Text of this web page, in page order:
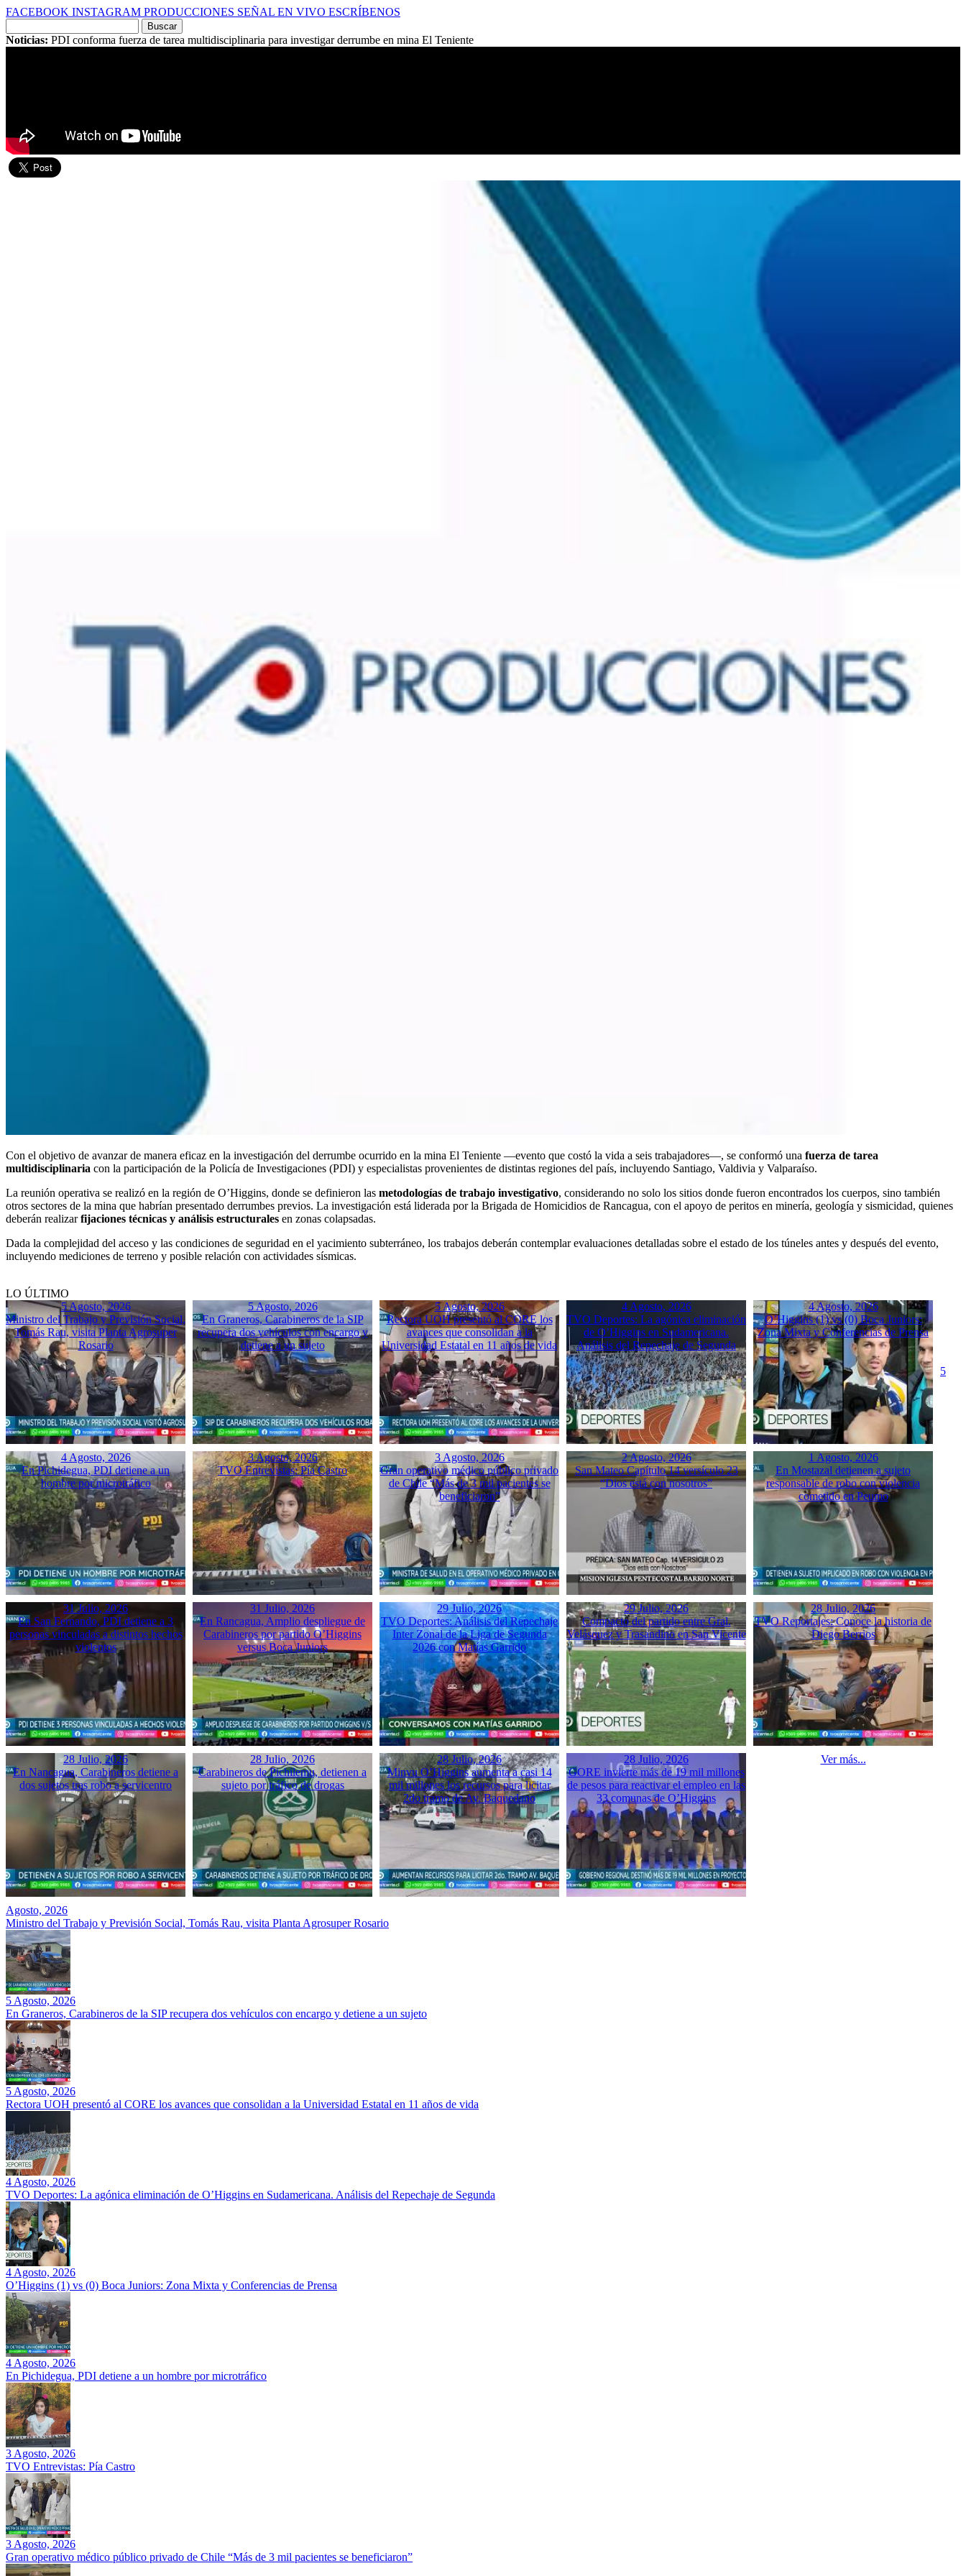
FACEBOOK INSTAGRAM PRODUCCIONES SEÑAL EN VIVO ESCRÍBENOS
por:
Noticias: PDI conforma fuerza de tarea multidisciplinaria para investigar derrumbe en mina El Teniente
Con el objetivo de avanzar de manera eficaz en la investigación del derrumbe ocurrido en la mina El Teniente —evento que costó la vida a seis trabajadores—, se conformó una fuerza de tarea
multidisciplinaria con la participación de la Policía de Investigaciones (PDI) y especialistas provenientes de distintas regiones del país, incluyendo Santiago, Valdivia y Valparaíso.
La reunión operativa se realizó en la región de O’Higgins, donde se definieron las metodologías de trabajo investigativo, considerando no solo los sitios donde fueron encontrados los cuerpos, sino también
otros sectores de la mina que habrían presentado derrumbes previos. La investigación está liderada por la Brigada de Homicidios de Rancagua, con el apoyo de peritos en minería, geología y sismicidad, quienes
deberán realizarfijaciones técnicas y análisis estructurales en zonas colapsadas.
Dada la complejidad del acceso y las condiciones de seguridad en el yacimiento subterráneo, los trabajos deberán contemplar evaluaciones detalladas sobre el estado de los túneles antes y después del evento,
incluyendo mediciones de terreno y posible relación con actividades sísmicas.
LO ÚLTIMO
5 Agosto, 2026
Ministro del Trabajo y Previsión Social,
Tomás Rau, visita Planta Agrosuper
Rosario
5 Agosto, 2026
En Graneros, Carabineros de la SIP
recupera dos vehículos con encargo y
detiene a un sujeto
5 Agosto, 2026
Rectora UOH presentó al CORE los
avances que consolidan a la
Universidad Estatal en 11 años de vida
4 Agosto, 2026
TVO Deportes: La agónica eliminación
de O’Higgins en Sudamericana.
Análisis del Repechaje de Segunda
4 Agosto, 2026
O’Higgins (1) vs (0) Boca Juniors:
Zona Mixta y Conferencias de Prensa
4 Agosto, 2026
En Pichidegua, PDI detiene a un
hombre por microtráfico
3 Agosto, 2026
TVO Entrevistas: Pía Castro
3 Agosto, 2026
Gran operativo médico público privado
de Chile “Más de 3 mil pacientes se
beneficiaron”
2 Agosto, 2026
San Mateo Capítulo 14 versículo 23
“Dios está con nosotros”
1 Agosto, 2026
En Mostazal detienen a sujeto
responsable de robo con violencia
cometido en Peumo
31 Julio, 2026
En San Fernando, PDI detiene a 3
personas vinculadas a distintos hechos
violentos
31 Julio, 2026
En Rancagua, Amplio despliegue de
Carabineros por partido O’Higgins
versus Boca Juniors
29 Julio, 2026
TVO Deportes: Análisis del Repechaje
Inter Zonal de la Liga de Segunda
2026 con Matías Garrido
29 Julio, 2026
Compacto del partido entre Gral.
Velásquez y Trasandino en San Vicente
28 Julio, 2026
TVO Reportajes: Conoce la historia de
Diego Berrios
28 Julio, 2026
En Nancagua, Carabineros detiene a
dos sujetos tras robo a servicentro
28 Julio, 2026
Carabineros de Pichilemu, detienen a
sujeto por tráfico de drogas
28 Julio, 2026
Minvu O’Higgins aumenta a casi 14
mil millones los recursos para licitar
2do tramo de Av. Baquedano
28 Julio, 2026
GORE invierte más de 19 mil millones
de pesos para reactivar el empleo en las
33 comunas de O’Higgins
Ver más...
5
Agosto, 2026
Ministro del Trabajo y Previsión Social, Tomás Rau, visita Planta Agrosuper Rosario
5 Agosto, 2026
En Graneros, Carabineros de la SIP recupera dos vehículos con encargo y detiene a un sujeto
5 Agosto, 2026
Rectora UOH presentó al CORE los avances que consolidan a la Universidad Estatal en 11 años de vida
4 Agosto, 2026
TVO Deportes: La agónica eliminación de O’Higgins en Sudamericana. Análisis del Repechaje de Segunda
4 Agosto, 2026
O’Higgins (1) vs (0) Boca Juniors: Zona Mixta y Conferencias de Prensa
4 Agosto, 2026
En Pichidegua, PDI detiene a un hombre por microtráfico
3 Agosto, 2026
TVO Entrevistas: Pía Castro
3 Agosto, 2026
Gran operativo médico público privado de Chile “Más de 3 mil pacientes se beneficiaron”